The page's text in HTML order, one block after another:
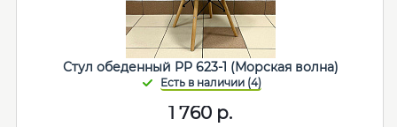
Стул обеденный PP 623-1 (Морская волна)
1 760 р.